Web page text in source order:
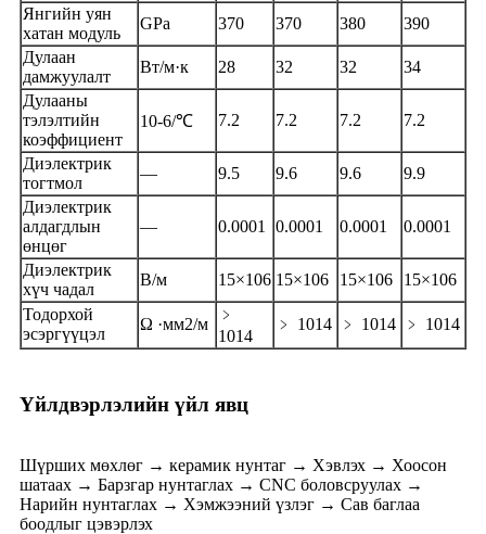
Янгийн уян
хатан модуль
GPa 370 370 380
390
Дулаан
дамжуулалт
Вт/м·к 28 32 32
34
Дулааны
тэлэлтийн
коэффициент
10-6/℃ 7.2 7.2 7.2 7.2
Диэлектрик
тогтмол
— 9.5 9.6 9.6
9.9
Диэлектрик
алдагдлын
өнцөг
— 0.0001 0.0001 0.0001 0.0001
Диэлектрик
хүч чадал
В/м 15×106 15×106 15×106
15×106
Тодорхой
эсэргүүцэл
Ω ·мм2/м
﹥
1014
﹥ 1014 ﹥ 1014 ﹥ 1014
Үйлдвэрлэлийн үйл явц
Шүрших мөхлөг → керамик нунтаг → Хэвлэх → Хоосон
шатаах → Барзгар нунтаглах → CNC боловсруулах →
Нарийн нунтаглах → Хэмжээний үзлэг → Сав баглаа
боодлыг цэвэрлэх